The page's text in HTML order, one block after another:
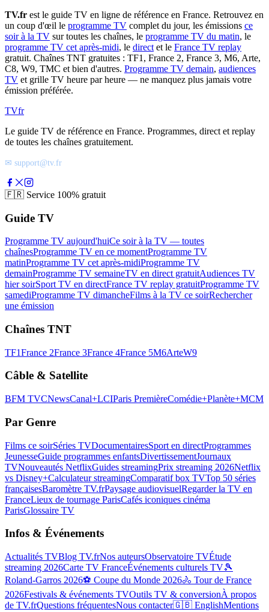
TV.fr est le guide TV en ligne de référence en France. Retrouvez en
un coup d'œil le programme TV complet du jour, les émissions ce
soir à la TV sur toutes les chaînes, le programme TV du matin, le
programme TV cet après-midi, le direct et le France TV replay
gratuit. Chaînes TNT gratuites : TF1, France 2, France 3, M6, Arte,
C8, W9, TMC et bien d'autres. Programme TV demain, audiences
TV et grille TV heure par heure — ne manquez plus jamais votre
émission préférée.
TVfr
Le guide TV de référence en France. Programmes, direct et replay
de toutes les chaînes gratuitement.
✉ support@tv.fr
🇫🇷 Service 100% gratuit
Guide TV
Programme TV aujourd'huiCe soir à la TV — toutes
chaînesProgramme TV en ce momentProgramme TV
matinProgramme TV cet après-midiProgramme TV
demainProgramme TV semaineTV en direct gratuitAudiences TV
hier soirSport TV en directFrance TV replay gratuitProgramme TV
samediProgramme TV dimancheFilms à la TV ce soirRechercher
une émission
Chaînes TNT
TF1France 2France 3France 4France 5M6ArteW9
Câble & Satellite
BFM TVCNewsCanal+LCIParis PremièreComédie+Planète+MCM
Par Genre
Films ce soirSéries TVDocumentairesSport en directProgrammes
JeunesseGuide programmes enfantsDivertissementJournaux
TVNouveautés NetflixGuides streamingPrix streaming 2026Netflix
vs Disney+Calculateur streamingComparatif box TVTop 50 séries
françaisesBaromètre TV.frPaysage audiovisuelRegarder la TV en
FranceLieux de tournage ParisCafés iconiques cinéma
ParisGlossaire TV
Infos & Événements
Actualités TVBlog TV.frNos auteursObservatoire TVÉtude
streaming 2026Carte TV FranceÉvénements culturels TV🎾
Roland-Garros 2026⚽ Coupe du Monde 2026🚴 Tour de France
2026Festivals & événements TVOutils TV & conversionÀ propos
de TV.frQuestions fréquentesNous contacter🇬🇧 EnglishMentions